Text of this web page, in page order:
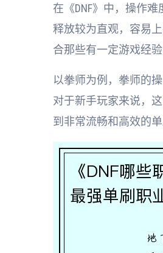
在《DNF》中，操作
释放较为直观，容易
合那些有一定游戏经
以拳师为例，拳师的
对于新手玩家来说，
到非常流畅和高效的